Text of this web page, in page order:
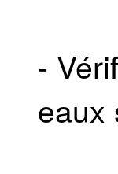
-
eaux